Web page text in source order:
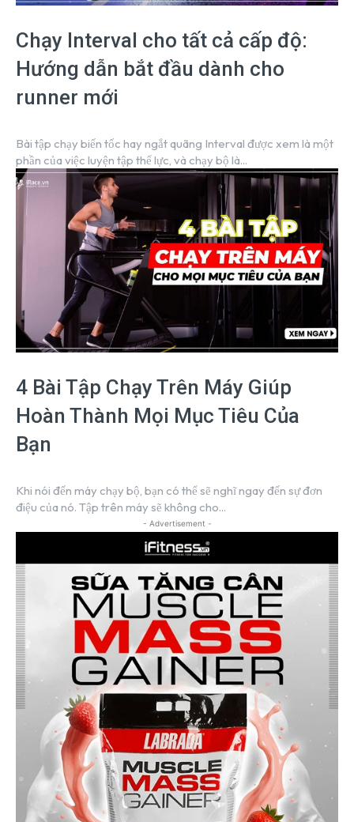
Chạy Interval cho tất cả cấp độ:
Hướng dẫn bắt đầu dành cho
runner mới
Bài tập chạy biến tốc hay ngắt quãng Interval được xem là một
phần của việc luyện tập thể lực, và chạy bộ là...
4 Bài Tập Chạy Trên Máy Giúp
Hoàn Thành Mọi Mục Tiêu Của
Bạn
Khi nói đến máy chạy bộ, bạn có thể sẽ nghĩ ngay đến sự đơn
điệu của nó. Tập trên máy sẽ không cho...
- Advertisement -